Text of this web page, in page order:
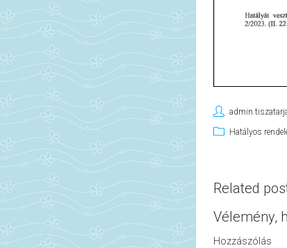
Hatályos
Related
Vélemény,
Hozzászólás